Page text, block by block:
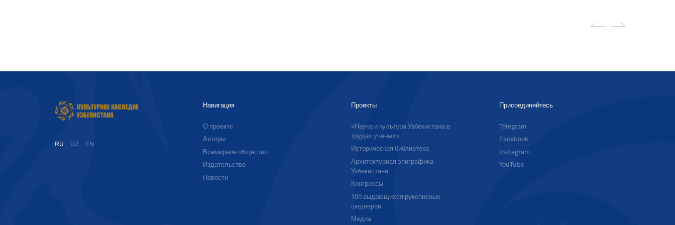
RU UZ EN
Навигация
О проекте
Авторы
Всемирное общество
Издательство
Новости
Проекты
«Наука и культура Узбекистана в
трудах ученых»
Историческая библиотека
Архитектурная эпиграфика
Узбекистана
Конгрессы
100 выдающихся рукописных
шедевров
Медиа
Присоединяйтесь
Telegram
Facebook
Instagram
YouTube